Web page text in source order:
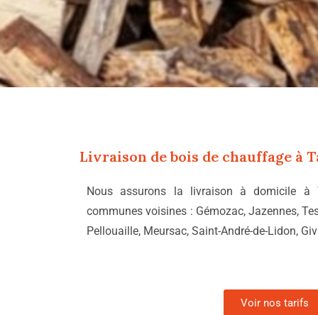
Livraison de bois de chauffage à
Nous assurons la livraison à domicile à
communes voisines : Gémozac, Jazennes,
Pellouaille, Meursac, Saint-André-de-Lidon,
Voir nos tarifs